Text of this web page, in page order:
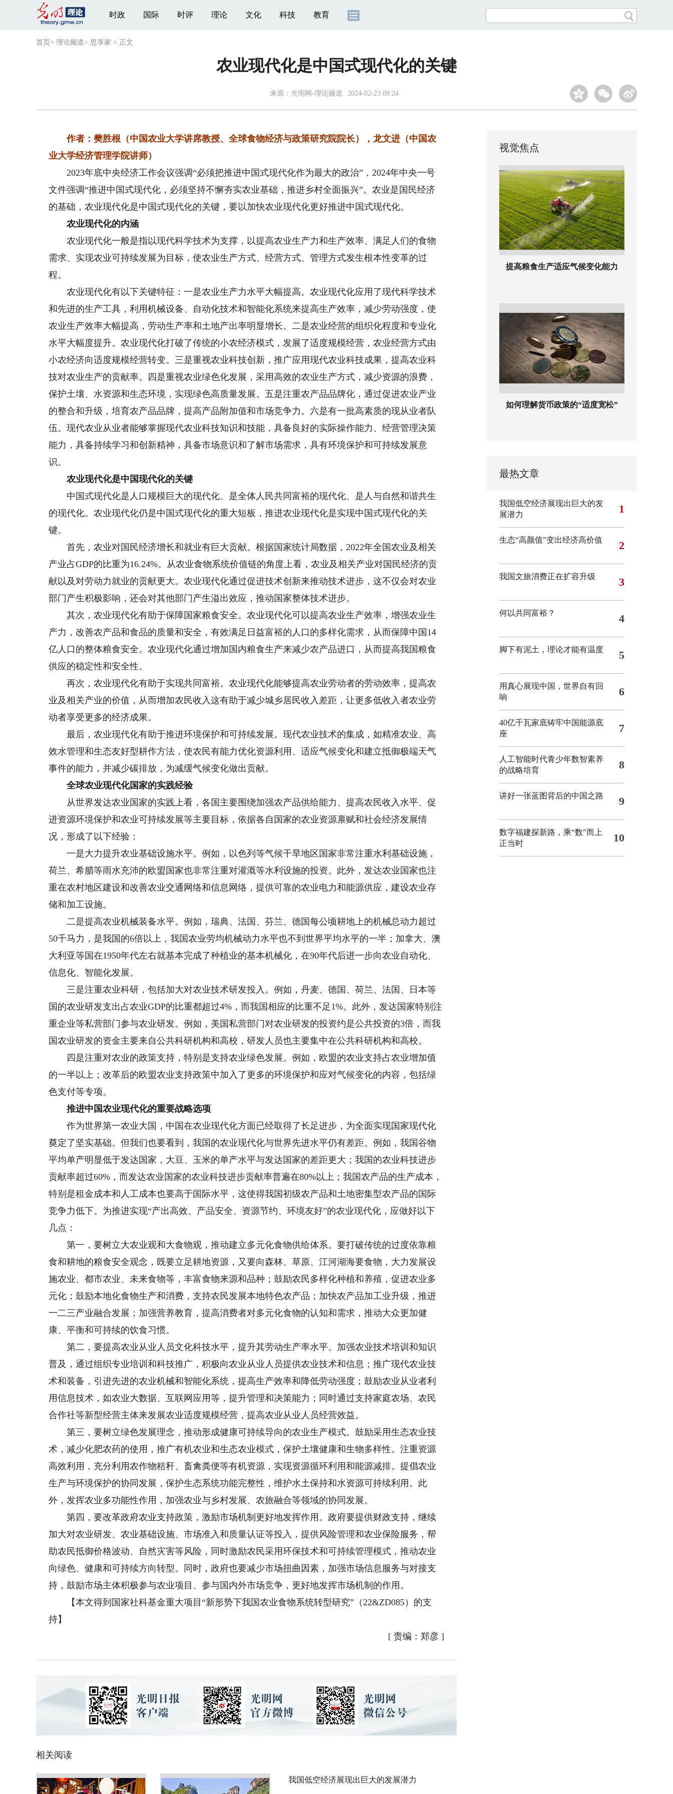
时政 国际 时评 理论 文化 科技 教育
首页 > 理论频道> 思享家 > 正文
农业现代化是中国式现代化的关键
来源： 光明网-理论频道 2024-02-23 09:24
作者：樊胜根（中国农业大学讲席教授、全球食物经济与政策研究院院长），龙文进（中国农
业大学经济管理学院讲师）
2023年底中央经济工作会议强调“必须把推进中国式现代化作为最大的政治”，2024年中央一号
文件强调“推进中国式现代化，必须坚持不懈夯实农业基础，推进乡村全面振兴”。农业是国民经济
的基础，农业现代化是中国式现代化的关键，要以加快农业现代化更好推进中国式现代化。
农业现代化的内涵
农业现代化一般是指以现代科学技术为支撑，以提高农业生产力和生产效率、满足人们的食物
需求、实现农业可持续发展为目标，使农业生产方式、经营方式、管理方式发生根本性变革的过
程。
农业现代化有以下关键特征：一是农业生产力水平大幅提高。农业现代化应用了现代科学技术
和先进的生产工具，利用机械设备、自动化技术和智能化系统来提高生产效率，减少劳动强度，使
农业生产效率大幅提高，劳动生产率和土地产出率明显增长。二是农业经营的组织化程度和专业化
水平大幅度提升。农业现代化打破了传统的小农经济模式，发展了适度规模经营，农业经营方式由
小农经济向适度规模经营转变。三是重视农业科技创新，推广应用现代农业科技成果，提高农业科
技对农业生产的贡献率。四是重视农业绿色化发展，采用高效的农业生产方式，减少资源的浪费，
保护土壤、水资源和生态环境，实现绿色高质量发展。五是注重农产品品牌化，通过促进农业产业
的整合和升级，培育农产品品牌，提高产品附加值和市场竞争力。六是有一批高素质的现从业者队
伍。现代农业从业者能够掌握现代农业科技知识和技能，具备良好的实际操作能力、经营管理决策
能力，具备持续学习和创新精神，具备市场意识和了解市场需求，具有环境保护和可持续发展意
识。
农业现代化是中国现代化的关键
中国式现代化是人口规模巨大的现代化、是全体人民共同富裕的现代化、是人与自然和谐共生
的现代化。农业现代化仍是中国式现代化的重大短板，推进农业现代化是实现中国式现代化的关
键。
首先，农业对国民经济增长和就业有巨大贡献。根据国家统计局数据，2022年全国农业及相关
产业占GDP的比重为16.24%。从农业食物系统价值链的角度上看，农业及相关产业对国民经济的贡
献以及对劳动力就业的贡献更大。农业现代化通过促进技术创新来推动技术进步，这不仅会对农业
部门产生积极影响，还会对其他部门产生溢出效应，推动国家整体技术进步。
其次，农业现代化有助于保障国家粮食安全。农业现代化可以提高农业生产效率，增强农业生
产力，改善农产品和食品的质量和安全，有效满足日益富裕的人口的多样化需求，从而保障中国14
亿人口的整体粮食安全。农业现代化通过增加国内粮食生产来减少农产品进口，从而提高我国粮食
供应的稳定性和安全性。
再次，农业现代化有助于实现共同富裕。农业现代化能够提高农业劳动者的劳动效率，提高农
业及相关产业的价值，从而增加农民收入这有助于减少城乡居民收入差距，让更多低收入者农业劳
动者享受更多的经济成果。
最后，农业现代化有助于推进环境保护和可持续发展。现代农业技术的集成，如精准农业、高
效水管理和生态友好型耕作方法，使农民有能力优化资源利用、适应气候变化和建立抵御极端天气
事件的能力，并减少碳排放，为减缓气候变化做出贡献。
全球农业现代化国家的实践经验
从世界发达农业国家的实践上看，各国主要围绕加强农产品供给能力、提高农民收入水平、促
进资源环境保护和农业可持续发展等主要目标，依据各自国家的农业资源禀赋和社会经济发展情
况，形成了以下经验：
一是大力提升农业基础设施水平。例如，以色列等气候干旱地区国家非常注重水利基础设施，
荷兰、希腊等雨水充沛的欧盟国家也非常注重对灌溉等水利设施的投资。此外，发达农业国家也注
重在农村地区建设和改善农业交通网络和信息网络，提供可靠的农业电力和能源供应，建设农业存
储和加工设施。
二是提高农业机械装备水平。例如，瑞典、法国、芬兰、德国每公顷耕地上的机械总动力超过
50千马力，是我国的6倍以上，我国农业劳均机械动力水平也不到世界平均水平的一半；加拿大、澳
大利亚等国在1950年代左右就基本完成了种植业的基本机械化，在90年代后进一步向农业自动化、
信息化、智能化发展。
三是注重农业科研，包括加大对农业技术研发投入。例如，丹麦、德国、荷兰、法国、日本等
国的农业研发支出占农业GDP的比重都超过4%，而我国相应的比重不足1%。此外，发达国家特别注
重企业等私营部门参与农业研发。例如，美国私营部门对农业研发的投资约是公共投资的3倍，而我
国农业研发的资金主要来自公共科研机构和高校，研发人员也主要集中在公共科研机构和高校。
四是注重对农业的政策支持，特别是支持农业绿色发展。例如，欧盟的农业支持占农业增加值
的一半以上；改革后的欧盟农业支持政策中加入了更多的环境保护和应对气候变化的内容，包括绿
色支付等专项。
推进中国农业现代化的重要战略选项
作为世界第一农业大国，中国在农业现代化方面已经取得了长足进步，为全面实现国家现代化
奠定了坚实基础。但我们也要看到，我国的农业现代化与世界先进水平仍有差距。例如，我国谷物
平均单产明显低于发达国家，大豆、玉米的单产水平与发达国家的差距更大；我国的农业科技进步
贡献率超过60%，而发达农业国家的农业科技进步贡献率普遍在80%以上；我国农产品的生产成本，
特别是租金成本和人工成本也要高于国际水平，这使得我国初级农产品和土地密集型农产品的国际
竞争力低下。为推进实现“产出高效、产品安全、资源节约、环境友好”的农业现代化，应做好以下
几点：
第一，要树立大农业观和大食物观，推动建立多元化食物供给体系。要打破传统的过度依靠粮
食和耕地的粮食安全观念，既要立足耕地资源，又要向森林、草原、江河湖海要食物，大力发展设
施农业、都市农业、未来食物等，丰富食物来源和品种；鼓励农民多样化种植和养殖，促进农业多
元化；鼓励本地化食物生产和消费，支持农民发展本地特色农产品；加快农产品加工业升级，推进
一二三产业融合发展；加强营养教育，提高消费者对多元化食物的认知和需求，推动大众更加健
康、平衡和可持续的饮食习惯。
第二，要提高农业从业人员文化科技水平，提升其劳动生产率水平。加强农业技术培训和知识
普及，通过组织专业培训和科技推广，积极向农业从业人员提供农业技术和信息；推广现代农业技
术和装备，引进先进的农业机械和智能化系统，提高生产效率和降低劳动强度；鼓励农业从业者利
用信息技术，如农业大数据、互联网应用等，提升管理和决策能力；同时通过支持家庭农场、农民
合作社等新型经营主体来发展农业适度规模经营，提高农业从业人员经营效益。
第三，要树立绿色发展理念，推动形成健康可持续导向的农业生产模式。鼓励采用生态农业技
术，减少化肥农药的使用，推广有机农业和生态农业模式，保护土壤健康和生物多样性。注重资源
高效利用，充分利用农作物秸秆、畜禽粪便等有机资源，实现资源循环利用和能源减排。提倡农业
生产与环境保护的协同发展，保护生态系统功能完整性，维护水土保持和水资源可持续利用。此
外，发挥农业多功能性作用，加强农业与乡村发展、农旅融合等领域的协同发展。
第四，要改革政府农业支持政策，激励市场机制更好地发挥作用。政府要提供财政支持，继续
加大对农业研发、农业基础设施、市场准入和质量认证等投入，提供风险管理和农业保险服务，帮
助农民抵御价格波动、自然灾害等风险，同时激励农民采用环保技术和可持续管理模式，推动农业
向绿色、健康和可持续方向转型。同时，政府也要减少市场扭曲因素，加强市场信息服务与对接支
持，鼓励市场主体积极参与农业项目、参与国内外市场竞争，更好地发挥市场机制的作用。
【本文得到国家社科基金重大项目“新形势下我国农业食物系统转型研究”（22&ZD085）的支
持】
[ 责编：郑彦]
相关阅读
我国低空经济展现出巨大的发展潜力
视觉焦点
提高粮食生产适应气候变化能力
如何理解货币政策的“适度宽松”
最热文章
我国低空经济展现出巨大的发
展潜力
1
生态“高颜值”变出经济高价值 2
我国文旅消费正在扩容升级 3
何以共同富裕？ 4
脚下有泥土，理论才能有温度 5
用真心展现中国，世界自有回
响
6
40亿千瓦家底铸牢中国能源底
座
7
人工智能时代青少年数智素养
的战略培育
8
讲好一张蓝图背后的中国之路 9
数字福建探新路，乘“数”而上
正当时
10